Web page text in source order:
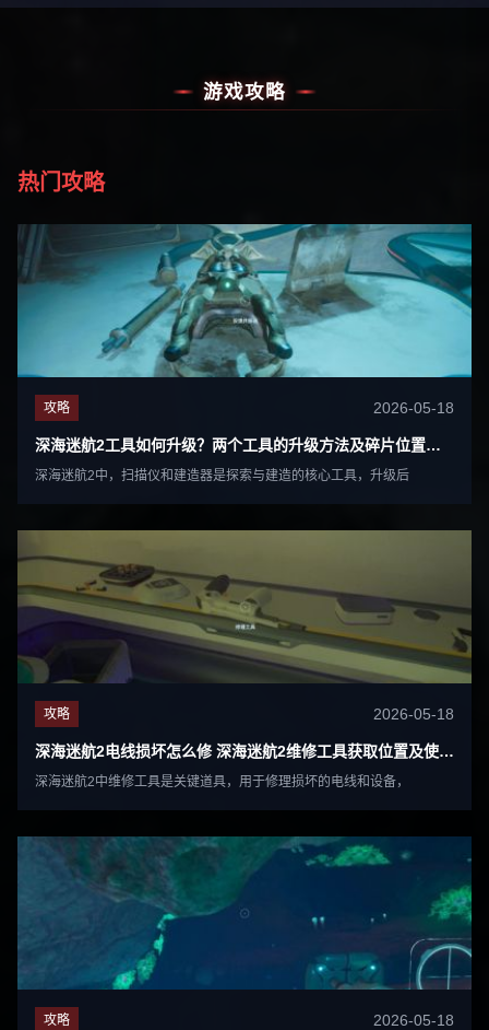
游戏攻略
热门攻略
攻略 2026-05-18
深海迷航2工具如何升级？两个工具的升级方法及碎片位置分享
深海迷航2中，扫描仪和建造器是探索与建造的核心工具，升级后
攻略 2026-05-18
深海迷航2电线损坏怎么修 深海迷航2维修工具获取位置及使用方法
深海迷航2中维修工具是关键道具，用于修理损坏的电线和设备，
攻略 2026-05-18